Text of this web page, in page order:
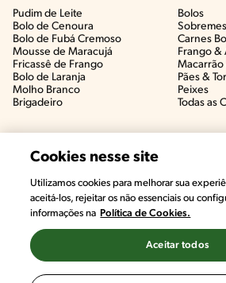
Pudim de Leite
Bolo de Cenoura
Bolo de Fubá Cremoso
Mousse de Maracujá
Fricassê de Frango
Bolo de Laranja
Molho Branco
Brigadeiro
Bolos
Carnes
Frango &
Macarrão
Pães &
Peixes
Todas as
Cookies nesse site
Utilizamos cookies para melhorar sua
aceitá-los, rejeitar os não essenciais ou
informações na Política de Cookies.
Aceitar todos